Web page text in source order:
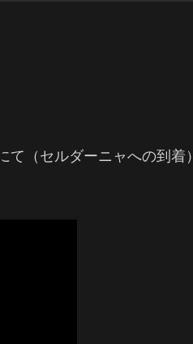
（セルダーニャへの到着）